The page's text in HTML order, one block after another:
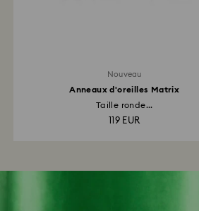
Nouveau
Anneaux d'oreilles Matrix
Taille ronde...
119 EUR